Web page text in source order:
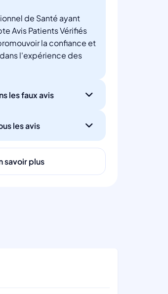
de Santé ayant
Avis Patients Vérifiés
la confiance et
l'expérience des
les faux avis
les avis
savoir plus